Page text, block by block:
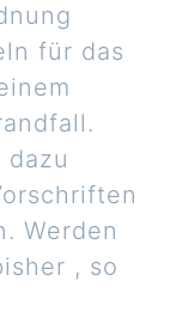
für das
Werden
, so